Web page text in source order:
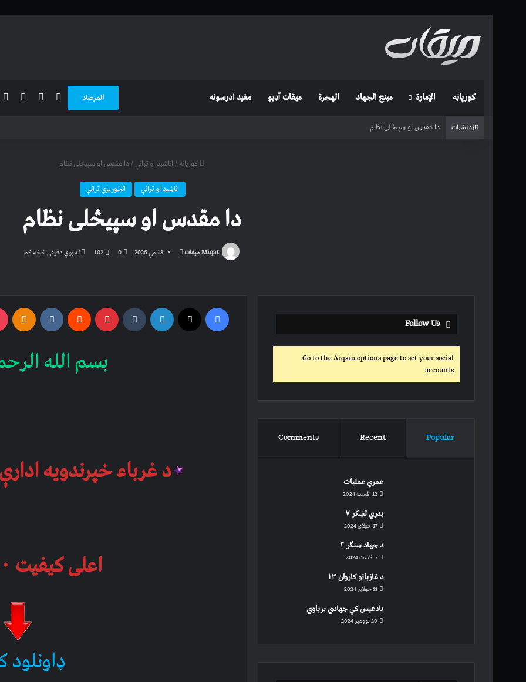
کورپاڼه الإمارة مبنع الجهاد الهجرة میقات آډیو مفید ادرسونه المرصاد Facebook
تازه نشرات دا مقدس او سپیڅلی نظام
کورپاڼه/اناشید او ترانې/دا مقدس او سپیڅلی نظام
اناشید او ترانې
انځوریزي ترانې
دا مقدس او سپیڅلی نظام
Miqat میقات
Send 13 مې 2026 0
102 له یوې دقیقې څخه کم
Facebook
LinkedIn
Tumblr
Pinterest
Reddit
VKontakte
بسم الله
د غرباء خپرندویه
اعلی کیفیت ۱۹۰ ام بي
Follow Us
Go to the Arqam options page to set your social
accounts.
Popular
Recent
Comments
عمري عملیات
12 اگست 2024
بدري لښکر ۷
17 جولای 2024
د جهاد سنګر ۲
7 اگست 2024
د غازیانو کاروان ۱۳
11 جولای 2024
بادغیس کې جهادي بریاوي
20 نوومبر 2024